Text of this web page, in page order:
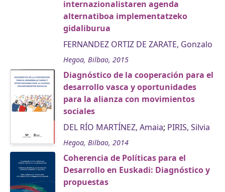
internazionalistaren agenda
alternatiboa implementatzeko
gidaliburua
FERNANDEZ ORTIZ DE ZARATE, Gonzalo
Hegoa, Bilbao, 2015
Diagnóstico de la cooperación para el
desarrollo vasca y oportunidades
para la alianza con movimientos
sociales
DEL RÍO MARTÍNEZ, Amaia; PIRIS, Silvia
Hegoa, Bilbao, 2014
Coherencia de Políticas para el
Desarrollo en Euskadi: Diagnóstico y
propuestas